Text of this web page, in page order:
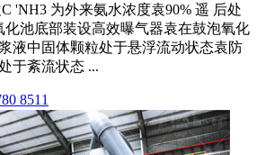
'NH3 为外来氨水浓度袁90% 遥 后处
化池底部装设高效曝气器袁在鼓泡氧化
液中固体颗粒处于悬浮流动状态袁防
于紊流状态 ...
8511